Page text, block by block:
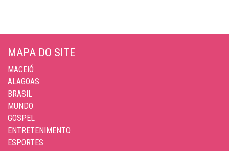
MAPA DO SITE
MACEIÓ
ALAGOAS
BRASIL
MUNDO
GOSPEL
ENTRETENIMENTO
ESPORTES